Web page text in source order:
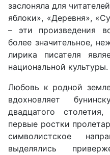
заслоняла для
яблоки», «Деревня»,
– эти произведения
более значительное,
лирика писателя
национальной культуры.
Любовь к родной
вдохновляет
двадцатого
первые ростки
символистское
выделялись